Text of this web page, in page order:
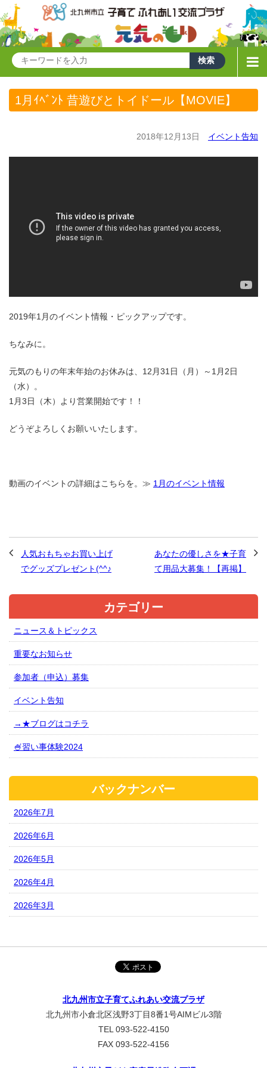
1月ｲﾍﾞﾝﾄ 昔遊びとトイドール【MOVIE】
2018年12月13日 イベント告知
2019年1月のイベント情報・ピックアップです。
ちなみに。
元気のもりの年末年始のお休みは、12月31日（月）～1月2日
（水）。
1月3日（木）より営業開始です！！
どうぞよろしくお願いいたします。
動画のイベントの詳細はこちらを。≫ 1月のイベント情報
人気おもちゃお買い上げ
でグッズプレゼント(^^♪
あなたの優しさを★子育
て用品大募集！【再掲】
カテゴリー
ニュース＆トピックス
重要なお知らせ
参加者（申込）募集
イベント告知
→★ブログはコチラ
🍧習い事体験2024
バックナンバー
2026年7月
2026年6月
2026年5月
2026年4月
2026年3月
北九州市立子育てふれあい交流プラザ
北九州市小倉北区浅野3丁目8番1号AIMビル3階
TEL 093-522-4150
FAX 093-522-4156